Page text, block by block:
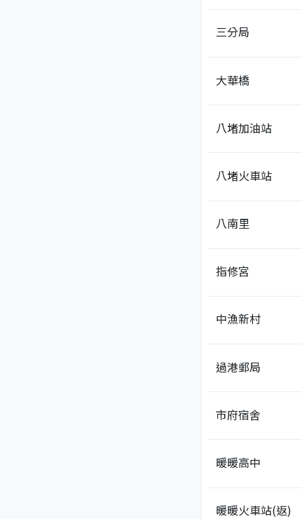
三分局
大華橋
八堵加油站
八堵火車站
八南里
指修宮
中漁新村
過港郵局
市府宿舍
暖暖高中
暖暖火車站(返)